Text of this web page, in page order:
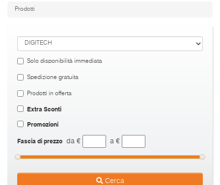
Prodotti
Solo disponibilità immediata
Spedizione gratuita
Prodotti in offerta
Extra Sconti
Promozioni
Fascia di prezzo da € a €
Cerca